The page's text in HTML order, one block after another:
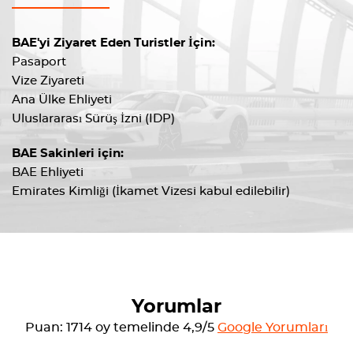
BAE'yi Ziyaret Eden Turistler İçin:
Pasaport
Vize Ziyareti
Ana Ülke Ehliyeti
Uluslararası Sürüş İzni (IDP)
BAE Sakinleri için:
BAE Ehliyeti
Emirates Kimliği (İkamet Vizesi kabul edilebilir)
Yorumlar
Puan: 1714 oy temelinde 4,9/5 Google Yorumları